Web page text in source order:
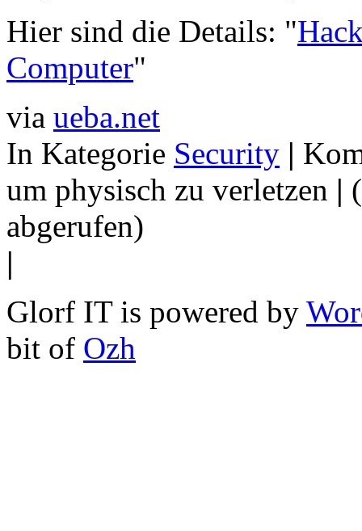
Hier sind die Details: "
Computer"
via ueba.net
In Kategorie Security |
um physisch zu verletzen |
abgerufen)
|
Glorf IT is powered by
bit of Ozh